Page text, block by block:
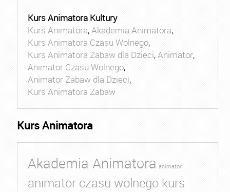
Kurs Animatora Kultury
Kurs Animatora,Akademia Animatora,
Kurs Animatora Czasu Wolnego,
Kurs Animatora Zabaw dla Dzieci,Animator,
Animator Czasu Wolnego,
Animator Zabaw dla Dzieci,
Kurs Animatora Zabaw
Kurs Animatora
Akademia Animatora animator
animator czasu wolnego kurs